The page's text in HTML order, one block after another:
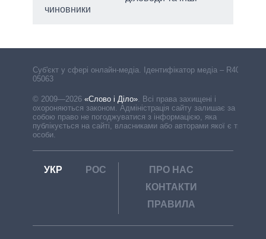
чиновники
Cуб'єкт у сфері онлайн-медіа. Ідентифікатор медіа – R40-
05063
© 2009—2026 «Слово і Діло»
Всі права захищені і
охороняються законом. Адміністрація сайту залишає за
собою право не погоджуватися з інформацією, яка
публікується на сайті, власниками або авторами якої є треті
особи.
УКР РОС
ПРО НАС
КОНТАКТИ
ПРАВИЛА